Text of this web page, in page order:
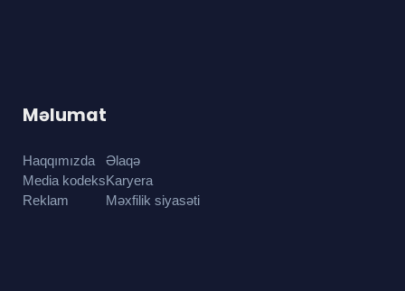
Məlumat
Haqqımızda
Media kodeks
Reklam
Əlaqə
Karyera
Məxfilik siyasəti